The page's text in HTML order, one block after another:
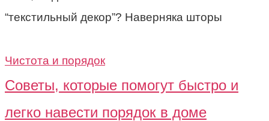
“текстильный декор”? Наверняка шторы
Чистота и порядок
Советы, которые помогут быстро и
легко навести порядок в доме